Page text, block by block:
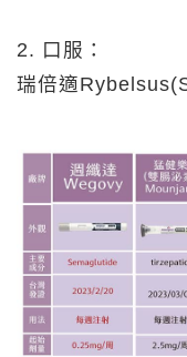
2. 口服：
瑞倍適